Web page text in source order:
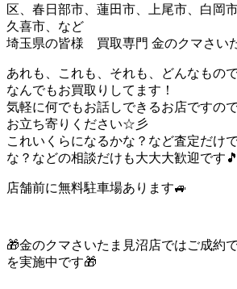
区、春日部市、蓮田市、上尾市、白岡
久喜市、など
埼玉県の皆様 買取専門 金のクマさい
あれも、これも、それも、どんなもの
なんでもお買取りしてます！
気軽に何でもお話しできるお店ですの
お立ち寄りください☆彡
これいくらになるかな？など査定だけ
な？などの相談だけも大大大歓迎です🎵
店舗前に無料駐車場あります🚙
🎁金のクマさいたま見沼店ではご成約
を実施中です🎁